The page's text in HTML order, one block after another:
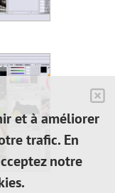
et à améliorer
trafic. En
notre